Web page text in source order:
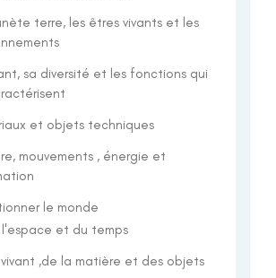
terre, les êtres vivants et les
sa diversité et les fonctions qui
et objets techniques
mouvements , énergie et
le monde
l'espace et du temps
vivant ,de la matière et des objets